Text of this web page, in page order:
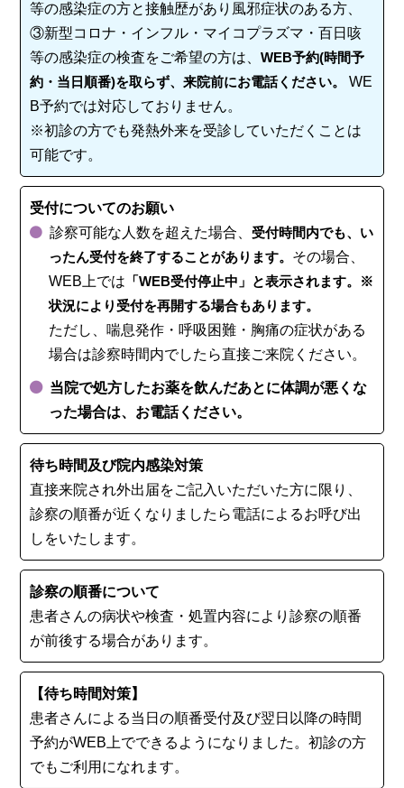
等の感染症の方と接触歴があり風邪症状のある方、
③新型コロナ・インフル・マイコプラズマ・百日咳
等の感染症の検査をご希望の方は、WEB予約(時間予
約・当日順番)を取らず、来院前にお電話ください。
WE
B予約では対応しておりません。
※初診の方でも発熱外来を受診していただくことは
可能です。
受付についてのお願い
診察可能な人数を超えた場合、 受付時間内でも、い
ったん受付を終了することがあります。 その場合、
WEB上では 「WEB受付停止中」と表示されます。※
状況により受付を再開する場合もあります。
ただし、喘息発作・呼吸困難・胸痛の症状がある
場合は診察時間内でしたら直接ご来院ください。
当院で処方したお薬を飲んだあとに体調が悪くな
った場合は、お電話ください。
待ち時間及び院内感染対策
直接来院され外出届をご記入いただいた方に限り、
診察の順番が近くなりましたら電話によるお呼び出
しをいたします。
診察の順番について
患者さんの病状や検査・処置内容により診察の順番
が前後する場合があります。
【待ち時間対策】
患者さんによる当日の順番受付及び翌日以降の時間
予約がWEB上でできるようになりました。初診の⽅
でもご利用になれます。